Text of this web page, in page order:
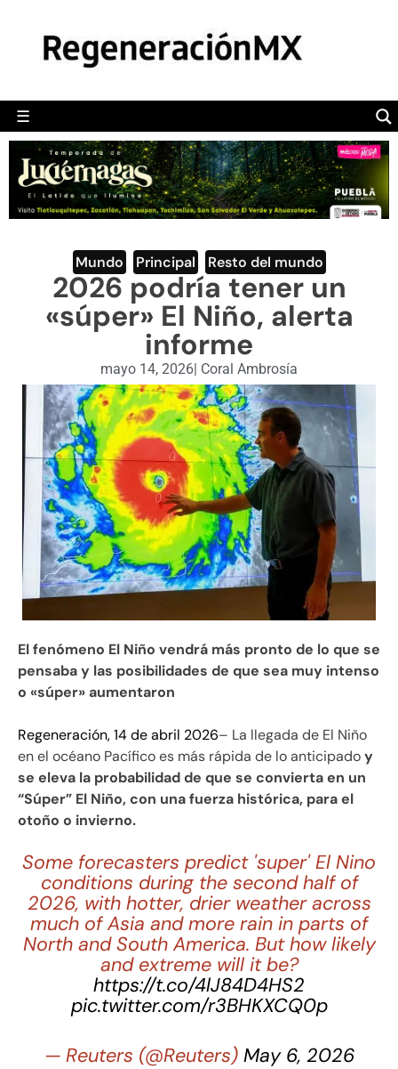
☰
POLÍTICA
CAMALEÓN
OPINIÓN
DEPORTES
ENGLISH SECTION
VIDEOS
Mundo Principal Resto del mundo
2026 podría tener un
«súper» El Niño, alerta
informe
mayo 14, 2026| Coral Ambrosía
El fenómeno El Niño vendrá más pronto de lo que se
pensaba y las posibilidades de que sea muy intenso
o «súper» aumentaron
Regeneración, 14 de abril 2026– La llegada de El Niño
en el océano Pacífico es más rápida de lo anticipadoy
se eleva la probabilidad de que se convierta en un
“Súper” El Niño, con una fuerza histórica, para el
otoño o invierno.
Some forecasters predict 'super' El Nino
conditions during the second half of
2026, with hotter, drier weather across
much of Asia and more rain in parts of
North and South America. But how likely
and extreme will it be?
https://t.co/4lJ84D4HS2
pic.twitter.com/r3BHKXCQ0p
— Reuters (@Reuters) May 6, 2026